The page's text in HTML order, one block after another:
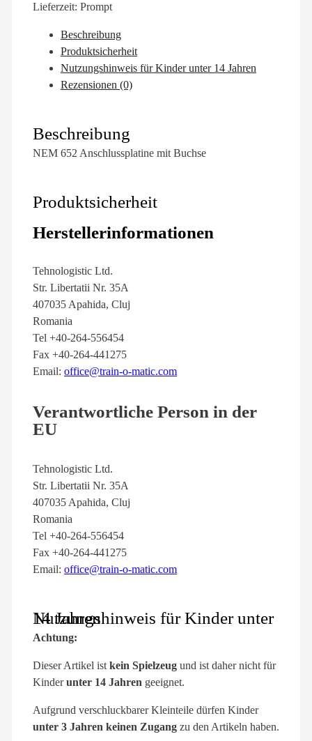
Lieferzeit: Prompt
Beschreibung
Produktsicherheit
Nutzungshinweis für Kinder unter 14 Jahren
Rezensionen (0)
Beschreibung
NEM 652 Anschlussplatine mit Buchse
Produktsicherheit
Herstellerinformationen
Tehnologistic Ltd.
Str. Libertatii Nr. 35A
407035 Apahida, Cluj
Romania
Tel +40-264-556454
Fax +40-264-441275
Email: office@train-o-matic.com
Verantwortliche Person in der
EU
Tehnologistic Ltd.
Str. Libertatii Nr. 35A
407035 Apahida, Cluj
Romania
Tel +40-264-556454
Fax +40-264-441275
Email: office@train-o-matic.com
Nutzungshinweis für Kinder unter 14 Jahren
Achtung:
Dieser Artikel ist kein Spielzeug und ist daher nicht für
Kinderunter 14 Jahren geeignet.
Aufgrund verschluckbarer Kleinteile dürfen Kinder
unter 3 Jahren keinen Zugang zu den Artikeln haben.